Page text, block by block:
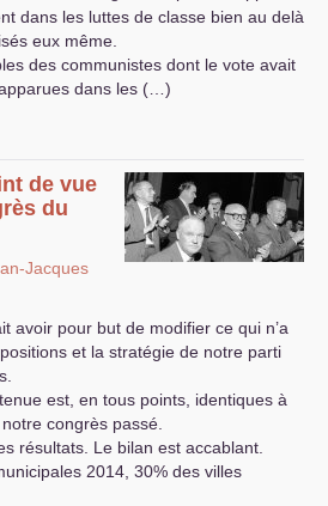
dans les luttes de classe bien au delà
eux même.
des communistes dont le vote avait
dans les (…)
de vue
du
Jacques
avoir pour but de modifier ce qui n’a
et la stratégie de notre parti
est, en tous points, identiques à
congrès passé.
résultats. Le bilan est accablant.
2014, 30% des villes